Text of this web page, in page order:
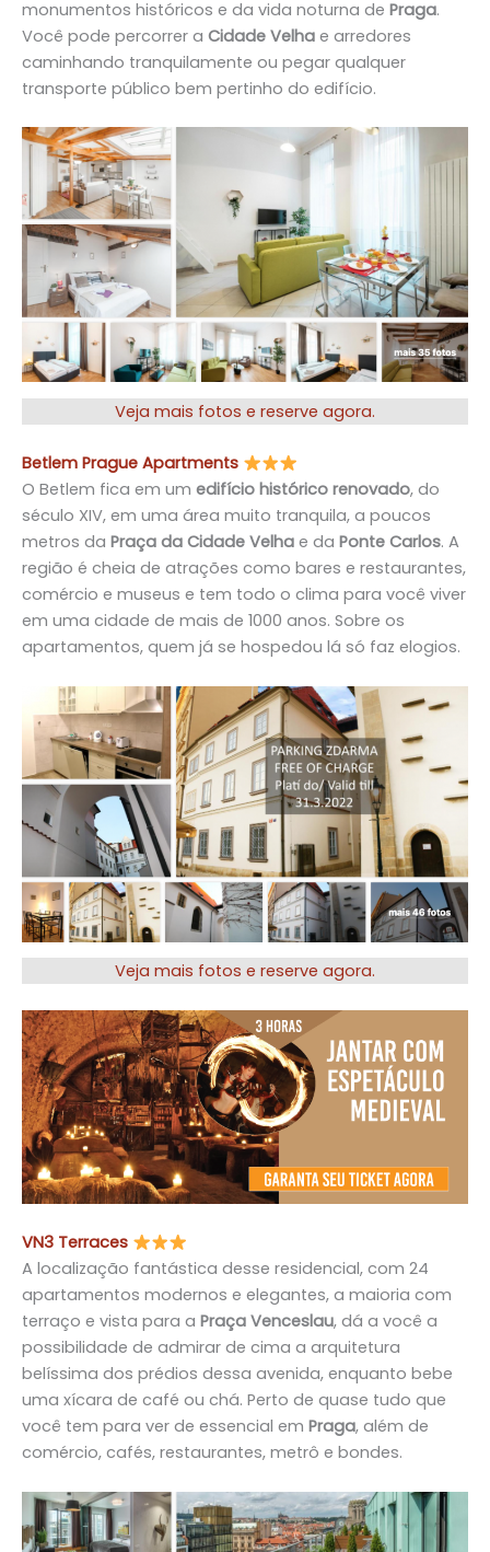
monumentos históricos e da vida noturna de Praga.
Você pode percorrer a Cidade Velha e arredores
caminhando tranquilamente ou pegar qualquer
transporte público bem pertinho do edifício.
Veja mais fotos e reserve agora.
Betlem Prague Apartments
O Betlem fica em um edifício histórico renovado, do
século XIV, em uma área muito tranquila, a poucos
metros da Praça da Cidade Velha e da Ponte Carlos. A
região é cheia de atrações como bares e restaurantes,
comércio e museus e tem todo o clima para você viver
em uma cidade de mais de 1000 anos. Sobre os
apartamentos, quem já se hospedou lá só faz elogios.
Veja mais fotos e reserve agora.
VN3 Terraces
A localização fantástica desse residencial, com 24
apartamentos modernos e elegantes, a maioria com
terraço e vista para a Praça Venceslau, dá a você a
possibilidade de admirar de cima a arquitetura
belíssima dos prédios dessa avenida, enquanto bebe
uma xícara de café ou chá. Perto de quase tudo que
você tem para ver de essencial em Praga, além de
comércio, cafés, restaurantes, metrô e bondes.